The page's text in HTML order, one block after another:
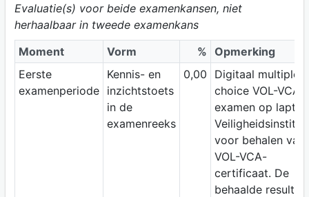
Evaluatie(s) voor beide examenkansen, niet
herhaalbaar in tweede examenkans
Moment
Vorm % Opmerking
Eerste
examenperiode
Kennis- en
inzichtstoets
in de
examenreeks
0,00
Digitaal multiple-
choice VOL-VCA-
examen op laptop
voor behalen van
VOL-VCA-
certificaat. De
behaalde